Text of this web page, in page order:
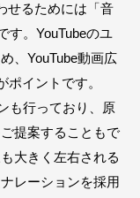
せるためには「音
す。YouTubeのユ
、YouTube動画広
イントです。
も行っており、原
提案することもで
大きく左右される
レーションを採用